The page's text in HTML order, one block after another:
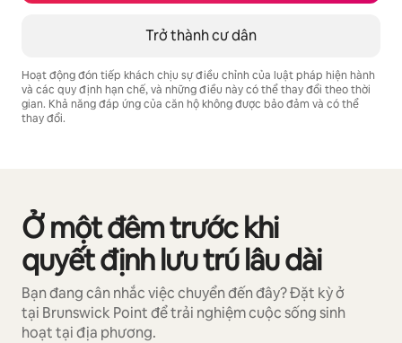
Trở thành cư dân
Hoạt động đón tiếp khách chịu sự điều chỉnh của luật pháp hiện hành
và các quy định hạn chế, và những điều này có thể thay đổi theo thời
gian. Khả năng đáp ứng của căn hộ không được bảo đảm và có thể
thay đổi.
Ở một đêm trước khi
quyết định lưu trú lâu dài
Bạn đang cân nhắc việc chuyển đến đây? Đặt kỳ ở
tại Brunswick Point để trải nghiệm cuộc sống sinh
hoạt tại địa phương.
Đang hiển thị 0/0 mục